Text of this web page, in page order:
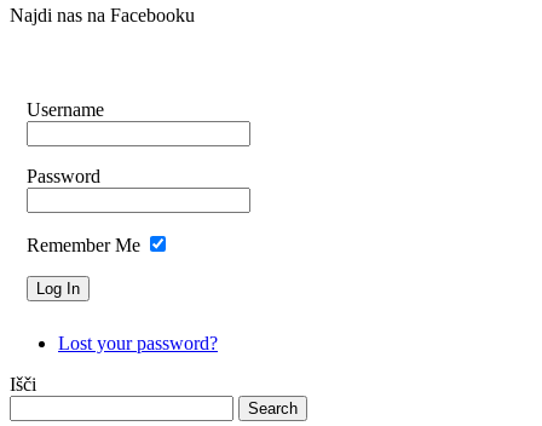
Najdi nas na Facebooku
Username
Password
Remember Me
Lost your password?
Išči